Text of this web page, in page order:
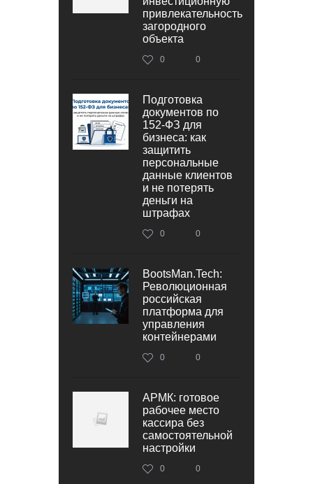
привлекательность
загородного
объекта
0 0
Подготовка
документов по
152‑ФЗ для
бизнеса: как
защитить
персональные
данные клиентов
и не потерять
деньги на
штрафах
0 0
BootsMan.Tech:
Революционная
российская
платформа для
управления
контейнерами
0 0
АРМК: готовое
рабочее место
кассира без
самостоятельной
настройки
0 0